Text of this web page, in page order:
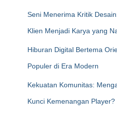
Seni Menerima Kritik
Klien Menjadi Karya yang
Hiburan Digital Bertema
Populer di Era Modern
Kekuatan Komunitas:
Kunci Kemenangan Player?